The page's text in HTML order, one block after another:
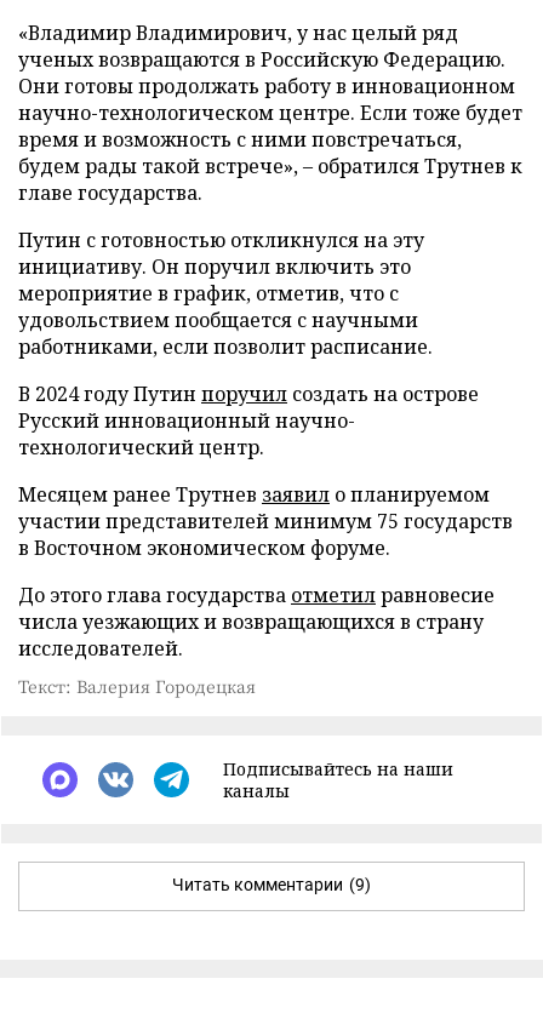
«Владимир Владимирович, у нас целый ряд
ученых возвращаются в Российскую Федерацию.
Они готовы продолжать работу в инновационном
научно-технологическом центре. Если тоже будет
время и возможность с ними повстречаться,
будем рады такой встрече», – обратился Трутнев к
главе государства.
Путин с готовностью откликнулся на эту
инициативу. Он поручил включить это
мероприятие в график, отметив, что с
удовольствием пообщается с научными
работниками, если позволит расписание.
В 2024 году Путин поручил создать на острове
Русский инновационный научно-
технологический центр.
Месяцем ранее Трутнев заявил о планируемом
участии представителей минимум 75 государств
в Восточном экономическом форуме.
До этого глава государства отметилравновесие
числа уезжающих и возвращающихся в страну
исследователей.
Текст: Валерия Городецкая
Подписывайтесь на наши
каналы
Читать комментарии (9)